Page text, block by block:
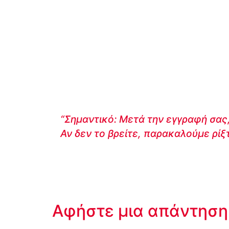
“Σημαντικό: Μετά την εγγραφή
Αν δεν το βρείτε, παρακαλούμε
Αφήστε μια απάντηση